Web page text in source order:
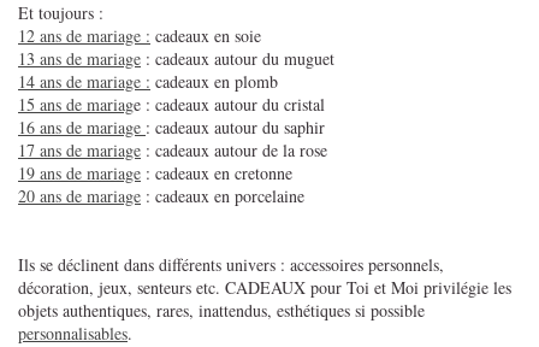
Et toujours :
12 ans de mariage : cadeaux en soie
13 ans de mariage : cadeaux autour du muguet
14 ans de mariage : cadeaux en plomb
15 ans de mariage : cadeaux autour du cristal
16 ans de mariage : cadeaux autour du saphir
17 ans de mariage : cadeaux autour de la rose
19 ans de mariage : cadeaux en cretonne
20 ans de mariage : cadeaux en porcelaine
Ils se déclinent dans différents univers : accessoires personnels,
décoration, jeux, senteurs etc. CADEAUX pour Toi et Moi privilégie les
objets authentiques, rares, inattendus, esthétiques si possible
personnalisables.